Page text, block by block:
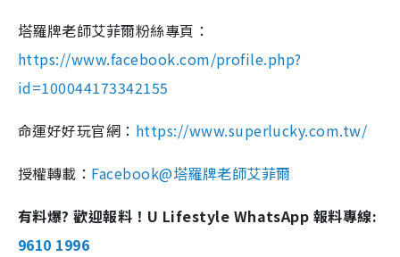
塔羅牌老師艾菲爾粉絲專頁：
https://www.facebook.com/profile.php?
id=100044173342155
命運好好玩官網： https://www.superlucky.com.tw/
授權轉載： Facebook@塔羅牌老師艾菲爾
有料爆? 歡迎報料！U Lifestyle WhatsApp 報料專線:
9610 1996